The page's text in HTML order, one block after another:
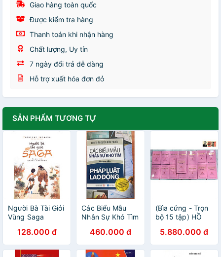
Giao hàng toàn quốc
Được kiểm tra hàng
Thanh toán khi nhận hàng
Chất lượng, Uy tín
7 ngày đổi trả dễ dàng
Hỗ trợ xuất hóa đơn đỏ
SẢN PHẨM TƯƠNG TỰ
Người Bà Tài Giỏi
Vùng Saga
128.000 đ
Các Biểu Mẫu
Nhân Sự Khó Tìm
Pháp Luật Nhân
Sự
460.000 đ
(Bìa cứng - Trọn
bộ 15 tập) HỒ
TẬP – Hồ Chí
Minh – NXB
Chính trị Quốc
5.880.000 đ